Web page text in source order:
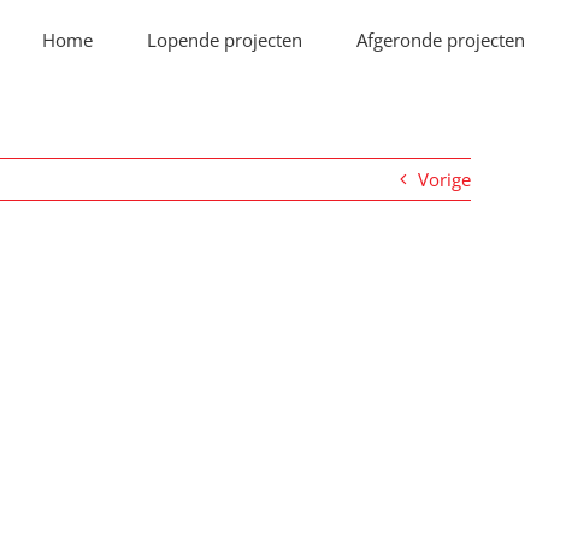
Home Lopende projecten Afgeronde projecten
Vorige